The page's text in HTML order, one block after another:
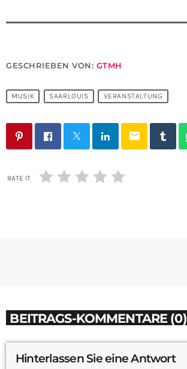
GESCHRIEBEN VON: GTMH
MUSIK SAARLOUIS VERANSTALTUNG
email
RATE IT
BEITRAGS-KOMMENTARE (0)
Hinterlassen Sie eine Antwort